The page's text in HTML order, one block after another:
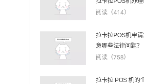
阅读（414）
拉卡拉POS机申
意哪些法律问题？
阅读（758）
拉卡拉 POS 机的